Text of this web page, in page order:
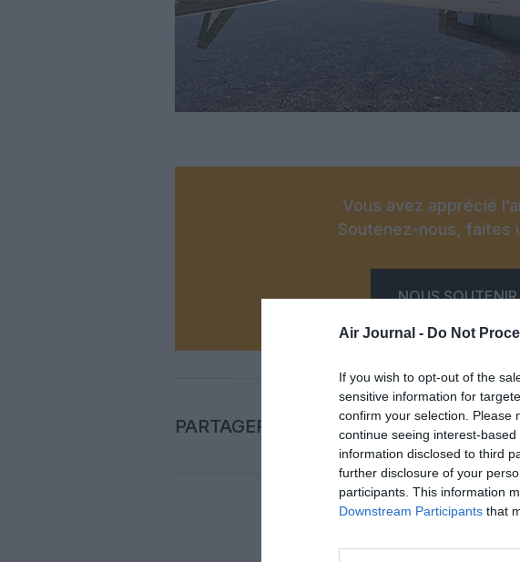
Air Journal - Do Not
If you wish to opt-out of the
sensitive information for
confirm your selection. Please
continue seeing interest-
information disclosed to third
further disclosure of your
participants. This information
Downstream Participants that
Vous avez apprécié
Soutenez-nous, faites
NOUS SOUTENIR
PARTAGER L'ARTICLE
Facebook